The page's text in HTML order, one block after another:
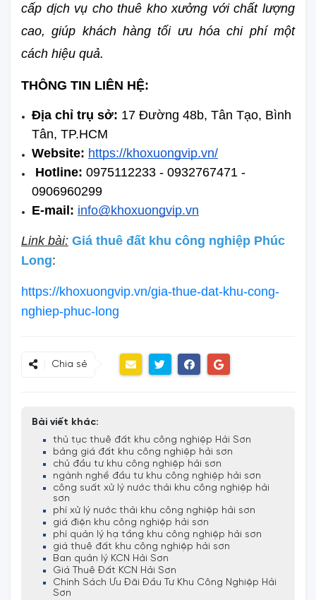
cấp dịch vụ cho thuê kho xưởng với chất lượng
cao, giúp khách hàng tối ưu hóa chi phí một
cách hiệu quả.
THÔNG TIN LIÊN HỆ:
Địa chỉ trụ sở: 17 Đường 48b, Tân Tạo, Bình
Tân, TP.HCM
Website: https://khoxuongvip.vn/
Hotline: 0975112233 - 0932767471 -
0906960299
E-mail: info@khoxuongvip.vn
Link bài: Giá thuê đất khu công nghiệp Phúc
Long:
https://khoxuongvip.vn/gia-thue-dat-khu-cong-
nghiep-phuc-long
Chia sẻ
Bài viết khác:
thủ tục thuê đất khu công nghiệp Hải Sơn
bảng giá đất khu công nghiệp hải sơn
chủ đầu tư khu công nghiệp hải sơn
ngành nghề đầu tư khu công nghiệp hải sơn
công suất xử lý nước thải khu công nghiệp hải
sơn
phí xử lý nước thải khu công nghiệp hải sơn
giá điện khu công nghiệp hải sơn
phí quản lý hạ tầng khu công nghiệp hải sơn
giá thuê đất khu công nghiệp hải sơn
Ban quản lý KCN Hải Sơn
Giá Thuê Đất KCN Hải Sơn
Chính Sách Ưu Đãi Đầu Tư Khu Công Nghiệp Hải
Sơn